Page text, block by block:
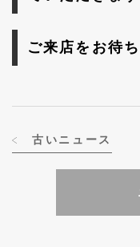
ご来店をお待
古いニュース